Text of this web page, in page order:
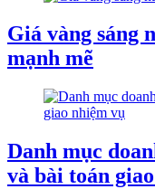
Giá vàng sáng
mạnh mẽ
Danh mục
và bài toán